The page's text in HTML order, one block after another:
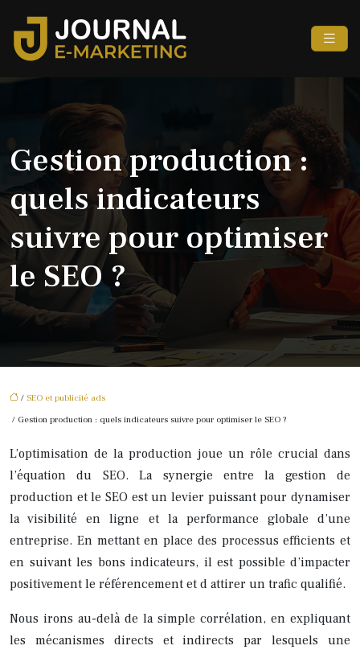
Gestion production :
quels indicateurs
suivre pour optimiser
le SEO ?
/ SEO et publicité ads
/ Gestion production : quels indicateurs suivre pour optimiser le SEO ?
L’optimisation de la production joue un rôle crucial dans
l’équation du SEO. La synergie entre la gestion de
production et le SEO est un levier puissant pour dynamiser
la visibilité en ligne et la performance globale d’une
entreprise. En mettant en place des processus efficients et
en suivant les bons indicateurs, il est possible d’impacter
positivement le référencement et d attirer un trafic qualifié.
Nous irons au-delà de la simple corrélation, en expliquant
les mécanismes directs et indirects par lesquels une